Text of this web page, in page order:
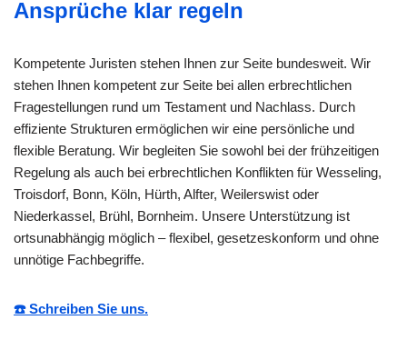
Ansprüche klar regeln
Kompetente Juristen stehen Ihnen zur Seite bundesweit. Wir
stehen Ihnen kompetent zur Seite bei allen erbrechtlichen
Fragestellungen rund um Testament und Nachlass. Durch
effiziente Strukturen ermöglichen wir eine persönliche und
flexible Beratung. Wir begleiten Sie sowohl bei der frühzeitigen
Regelung als auch bei erbrechtlichen Konflikten für Wesseling,
Troisdorf, Bonn, Köln, Hürth, Alfter, Weilerswist oder
Niederkassel, Brühl, Bornheim. Unsere Unterstützung ist
ortsunabhängig möglich – flexibel, gesetzeskonform und ohne
unnötige Fachbegriffe.
☎️ Schreiben Sie uns.